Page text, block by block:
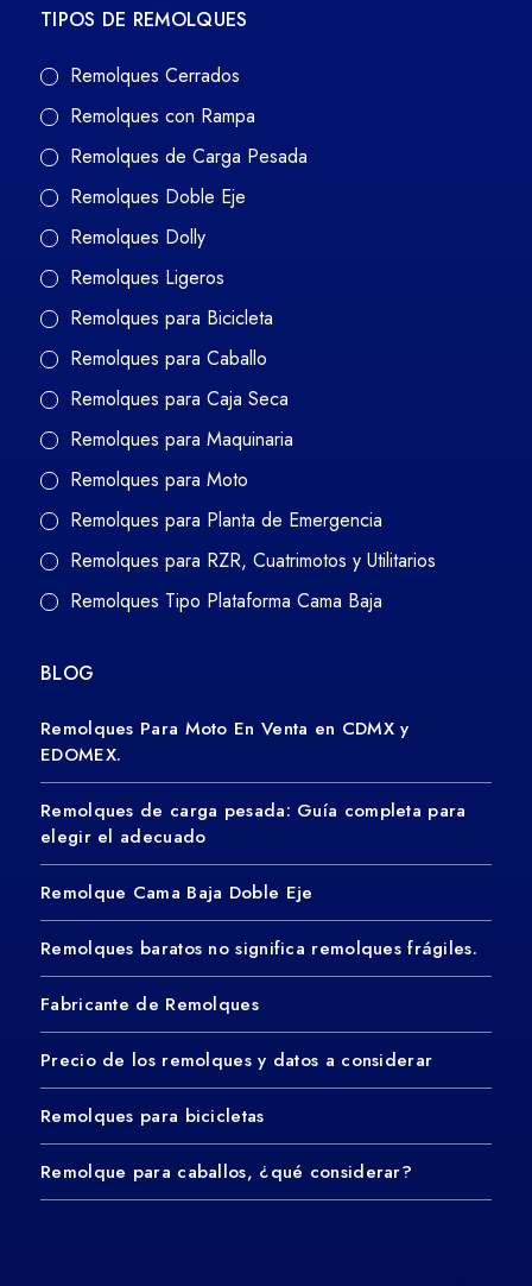
TIPOS DE REMOLQUES
Remolques Cerrados
Remolques con Rampa
Remolques de Carga Pesada
Remolques Doble Eje
Remolques Dolly
Remolques Ligeros
Remolques para Bicicleta
Remolques para Caballo
Remolques para Caja Seca
Remolques para Maquinaria
Remolques para Moto
Remolques para Planta de Emergencia
Remolques para RZR, Cuatrimotos y Utilitarios
Remolques Tipo Plataforma Cama Baja
BLOG
Remolques Para Moto En Venta en CDMX y
EDOMEX.
Remolques de carga pesada: Guía completa para
elegir el adecuado
Remolque Cama Baja Doble Eje
Remolques baratos no significa remolques frágiles.
Fabricante de Remolques
Precio de los remolques y datos a considerar
Remolques para bicicletas
Remolque para caballos, ¿qué considerar?